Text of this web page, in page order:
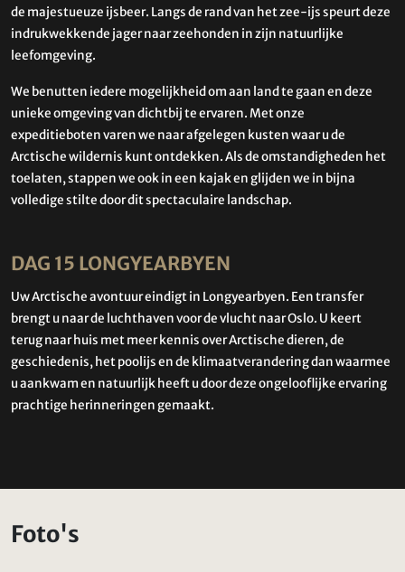
de majestueuze ijsbeer. Langs de rand van het zee-ijs speurt deze
indrukwekkende jager naar zeehonden in zijn natuurlijke
leefomgeving.
We benutten iedere mogelijkheid om aan land te gaan en deze
unieke omgeving van dichtbij te ervaren. Met onze
expeditieboten varen we naar afgelegen kusten waar u de
Arctische wildernis kunt ontdekken. Als de omstandigheden het
toelaten, stappen we ook in een kajak en glijden we in bijna
volledige stilte door dit spectaculaire landschap.
DAG 15 LONGYEARBYEN
Uw Arctische avontuur eindigt in Longyearbyen. Een transfer
brengt u naar de luchthaven voor de vlucht naar Oslo. U keert
terug naar huis met meer kennis over Arctische dieren, de
geschiedenis, het poolijs en de klimaatverandering dan waarmee
u aankwam en natuurlijk heeft u door deze ongelooflijke ervaring
prachtige herinneringen gemaakt.
Foto's